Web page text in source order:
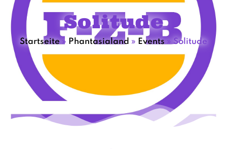
Solitude
Startseite » Phantasialand » Events » Solitude